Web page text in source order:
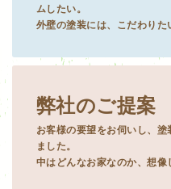
ムしたい。
外壁の塗装には、こだわりた
弊社のご提案
お客様の要望をお伺いし、
ました。
中はどんなお家なのか、想像